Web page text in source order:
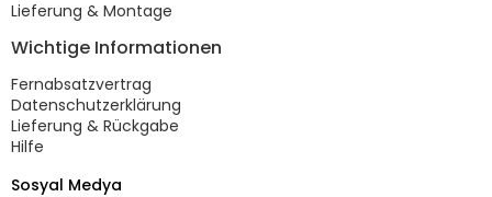
Lieferung & Montage
Wichtige Informationen
Fernabsatzvertrag
Datenschutzerklärung
Lieferung & Rückgabe
Hilfe
Sosyal Medya